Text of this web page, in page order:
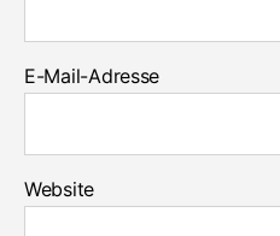
E-Mail-Adresse
Website